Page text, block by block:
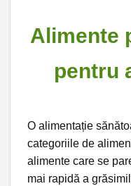
Alimente
pentru
O alimentație
categoriile de
alimente care se
mai rapidă a